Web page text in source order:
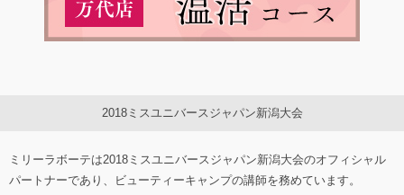
2018ミスユニバースジャパン新潟大会
ミリーラボーテは2018ミスユニバースジャパン新潟大会のオフィシャル
パートナーであり、ビューティーキャンプの講師を務めています。